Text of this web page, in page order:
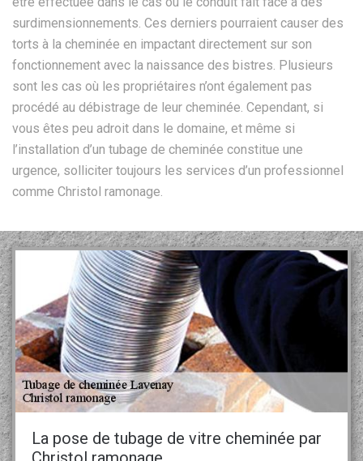
surdimensionnements. Ces derniers pourraient causer des
torts à la cheminée en impactant directement sur son
fonctionnement avec la naissance des bistres. Plusieurs
sont les cas où les propriétaires n’ont également pas
procédé au débistrage de leur cheminée. Cependant, si
vous êtes peu adroit dans le domaine, et même si
l’installation d’un tubage de cheminée constitue une
urgence, solliciter toujours les services d’un professionnel
comme Christol ramonage.
La pose de tubage de vitre cheminée par